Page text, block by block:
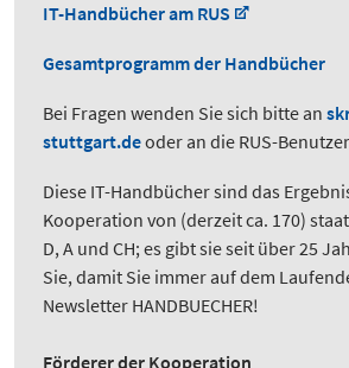
IT-Handbücher am RUS
Gesamtprogramm der Handbücher
Bei Fragen wenden Sie sich bitte an
stuttgart.deoder an die RUS-
Diese IT-Handbücher sind das
Kooperation von (derzeit ca. 170)
D, A und CH; es gibt sie seit über 25
Sie, damit Sie immer auf dem
Newsletter HANDBUECHER!
Förderer der Kooperation